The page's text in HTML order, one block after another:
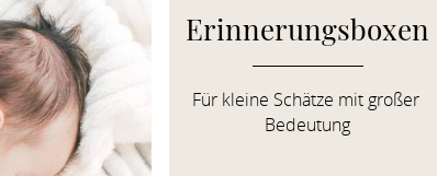
Erinnerungsboxen
Für kleine Schätze mit großer
Bedeutung